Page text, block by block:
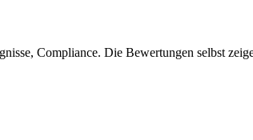
Compliance. Die Bewertungen selbst